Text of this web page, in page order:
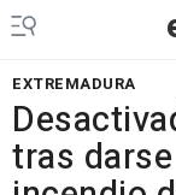
EXTREMADURA
tras